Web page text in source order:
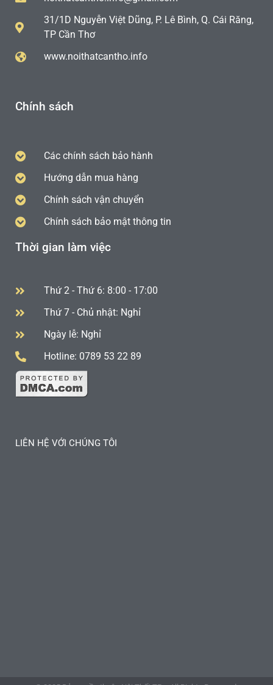
31/1D Nguyễn Việt Dũng, P. Lê Bình, Q. Cái Răng,
TP Cần Thơ
www.noithatcantho.info
Chính sách
Các chính sách bảo hành
Hướng dẫn mua hàng
Chính sách vận chuyển
Chính sách bảo mật thông tin
Thời gian làm việc
Thứ 2 - Thứ 6: 8:00 - 17:00
Thứ 7 - Chủ nhật: Nghỉ
Ngày lễ: Nghỉ
Hotline: 0789 53 22 89
LIÊN HỆ VỚI CHÚNG TÔI